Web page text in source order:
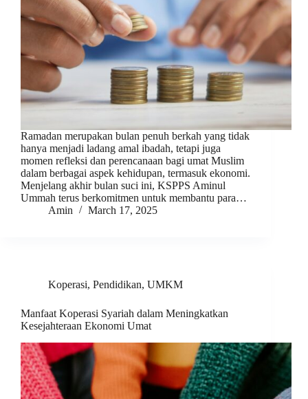
Ramadan merupakan bulan penuh berkah yang tidak
hanya menjadi ladang amal ibadah, tetapi juga
momen refleksi dan perencanaan bagi umat Muslim
dalam berbagai aspek kehidupan, termasuk ekonomi.
Menjelang akhir bulan suci ini, KSPPS Aminul
Ummah terus berkomitmen untuk membantu para…
Amin
March 17, 2025
Koperasi, Pendidikan, UMKM
Manfaat Koperasi Syariah dalam Meningkatkan
Kesejahteraan Ekonomi Umat